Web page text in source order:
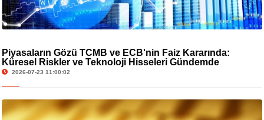
Piyasaların Gözü TCMB ve ECB'nin Faiz Kararında:
Küresel Riskler ve Teknoloji Hisseleri Gündemde
2026-07-23 11:00:02